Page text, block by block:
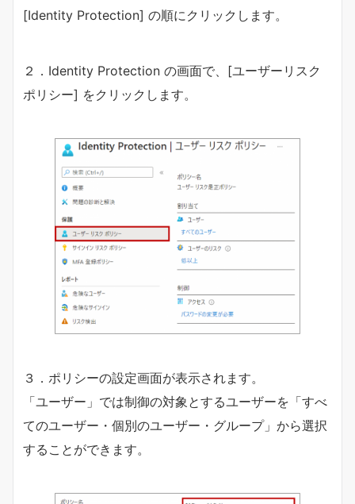
[Identity Protection] の順にクリックします。
２．Identity Protection の画面で、[ユーザーリスク
ポリシー] をクリックします。
３．ポリシーの設定画面が表示されます。
「ユーザー」では制御の対象とするユーザーを「すべ
てのユーザー・個別のユーザー・グループ」から選択
することができます。